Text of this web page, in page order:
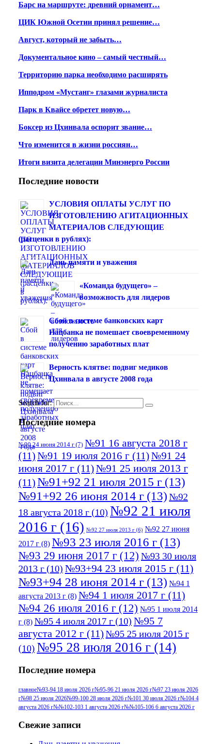
Барс на маршруте: древний орнамент…
ЦИК Южной Осетии принял решение…
Август, который не забыть…
Документальное кино – самый честный…
Территорию парка необходимо расширять
Ипподром «Мустанг» глазами журналиста
Парк в Квайсе обретет новую…
Боксер из Цхинвала оспорит звание…
Что изменится в жизни россиян…
Итоги визита делегации Минэнерго России
Последние новости
УСЛОВИЯ ОПЛАТЫ УСЛУГ ПО
ИЗГОТОВЛЕНИЮ АГИТАЦИОННЫХ
МАТЕРИАЛОВ СЛЕДУЮЩИЕ
(расценки в рублях):
Дань памяти и уважения
«Команда будущего» –
возможность для лидеров
Сбой в системе банковских карт
Нацбанка не помешает своевременному
получению заработных плат
Верность клятве: подвиг медиков
Цхинвала в августе 2008 года
Search for:
Последние номера
№90 24 июня 2014 г (7) №91 16 августа 2018 г
(11)№91 19 июля 2016 г (11)№91 24
июня 2017 г (11)№91 25 июля 2013 г
(11)№91+92 21 июля 2015 г (13)
№91+92 26 июня 2014 г (13)№92
18 августа 2018 г (10) №92 21 июля
2016 г (16) №92 27 июля 2013 г (6) №92 27 июня
2017 г (8) №93 23 июля 2016 г (13)
№93 29 июня 2017 г (12) №93 30 июля
2013 г (10) №93+94 23 июля 2015 г (11)
№93+94 28 июня 2014 г (13) №94 1
августа 2013 г (8) №94 1 июля 2017 г (11)
№94 26 июля 2016 г (12) №95 1 июля 2014
г (8) №95 4 июля 2017 г (10) №95 7
августа 2012 г (11)№95 25 июля 2015 г
(10) №95 28 июля 2016 г (14)
июля 2017 г(11)№96 9 августа 2012
г(13) №96 28 июля 2015 г(9) №96+97 3
июля 2014 г(10)№96+97 30 июля
июля 2017 г
Последние номера
главное№93-94 18 июля 2026 г№95-96 21 июля 2026 г№97 23 июля 2026
г№98 25 июля 2026№99-100 28 июля 2026 г№101 30 июля 2026 г№104 4
августа 2026 г№№102-103 1 августа 2026 г№№105-106 6 августа 2026 г
Свежие записи